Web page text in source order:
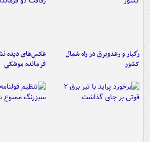
رگبار و رعدوبرق در راه شمال
کشور
عکس‌های دیده
فرمانده‌ موشکی